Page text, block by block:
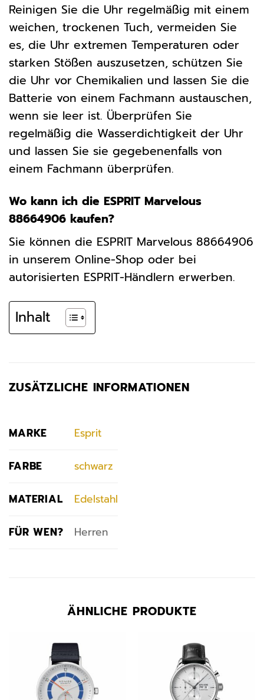
Reinigen Sie die Uhr regelmäßig mit einem
weichen, trockenen Tuch, vermeiden Sie
es, die Uhr extremen Temperaturen oder
starken Stößen auszusetzen, schützen Sie
die Uhr vor Chemikalien und lassen Sie die
Batterie von einem Fachmann austauschen,
wenn sie leer ist. Überprüfen Sie
regelmäßig die Wasserdichtigkeit der Uhr
und lassen Sie sie gegebenenfalls von
einem Fachmann überprüfen.
Wo kann ich die ESPRIT Marvelous
88664906 kaufen?
Sie können die ESPRIT Marvelous 88664906
in unserem Online-Shop oder bei
autorisierten ESPRIT-Händlern erwerben.
Inhalt
ZUSÄTZLICHE INFORMATIONEN
MARKE Esprit
FARBE schwarz
MATERIAL Edelstahl
FÜR WEN? Herren
ÄHNLICHE PRODUKTE